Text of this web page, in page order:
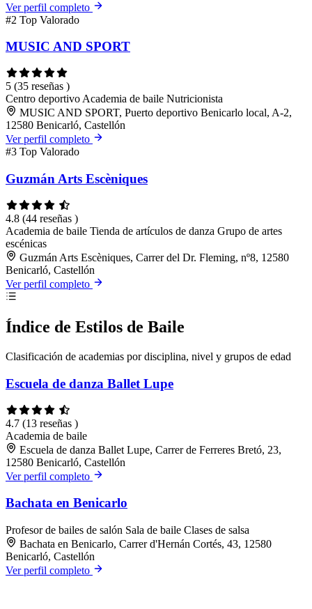
Ver perfil completo
#2 Top Valorado
MUSIC AND SPORT
5 (35 reseñas )
Centro deportivo Academia de baile Nutricionista
MUSIC AND SPORT, Puerto deportivo Benicarlo local, A-2,
12580 Benicarló, Castellón
Ver perfil completo
#3 Top Valorado
Guzmán Arts Escèniques
4.8 (44 reseñas )
Academia de baile Tienda de artículos de danza Grupo de artes
escénicas
Guzmán Arts Escèniques, Carrer del Dr. Fleming, nº8, 12580
Benicarló, Castellón
Ver perfil completo
Índice de Estilos de Baile
Clasificación de academias por disciplina, nivel y grupos de edad
Escuela de danza Ballet Lupe
4.7 (13 reseñas )
Academia de baile
Escuela de danza Ballet Lupe, Carrer de Ferreres Bretó, 23,
12580 Benicarló, Castellón
Ver perfil completo
Bachata en Benicarlo
Profesor de bailes de salón Sala de baile Clases de salsa
Bachata en Benicarlo, Carrer d'Hernán Cortés, 43, 12580
Benicarló, Castellón
Ver perfil completo